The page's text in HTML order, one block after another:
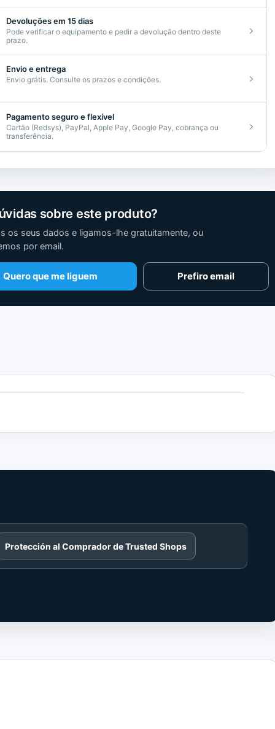
Devoluções em 15 dias
Pode verificar o equipamento e pedir a devolução dentro deste
prazo.
Envio e entrega
Envio grátis. Consulte os prazos e condições.
Pagamento seguro e flexível
Cartão (Redsys), PayPal, Apple Pay, Google Pay, cobrança ou
transferência.
sobre este produto?
os seus dados e ligamos-lhe gratuitamente, ou
por email.
Quero que me liguem Prefiro email
Protección al Comprador de Trusted Shops